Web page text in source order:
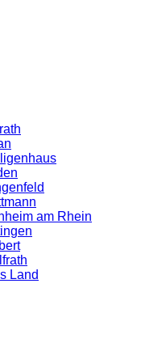
am Rhein
Land